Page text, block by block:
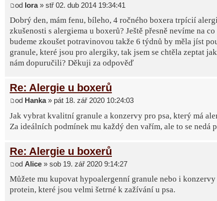
od lora» stř 02. dub 2014 19:34:41
Dobrý den, mám fenu, bíleho, 4 ročného boxera trpícií
zkušenosti s alergiema u boxerů? Ještě přesně nevíme na
budeme zkoušet potravinovou takže 6 týdnů by měla jíst
granule, které jsou pro alergiky, tak jsem se chtěla zeptat
nám dopuručili? Děkuji za odpověď
Re: Alergie u boxerů
od Hanka» pát 18. zář 2020 10:24:03
Jak vybrat kvalitní granule a konzervy pro psa, který má
Za ideálních podmínek mu každý den vařím, ale to se nedá
Re: Alergie u boxerů
od Alice » sob 19. zář 2020 9:14:27
Můžete mu kupovat hypoalergenní granule nebo i
protein, které jsou velmi šetrné k zažívání u psa.